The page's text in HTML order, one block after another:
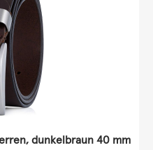
dunkelbraun 40 mm